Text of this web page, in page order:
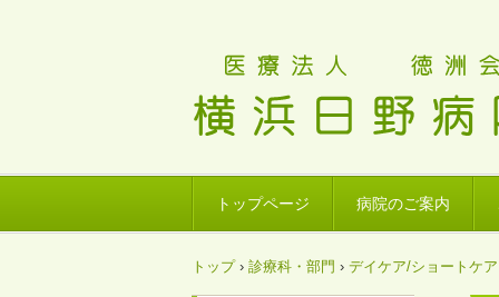
トップページ 病院のご案内
トップ › 診療科・部門 › デイケア/ショートケア